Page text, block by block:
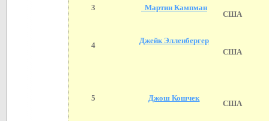
3 Мартин Кампман
США
4
Джейк Элленбергер
США
5 Джош Кошчек
США